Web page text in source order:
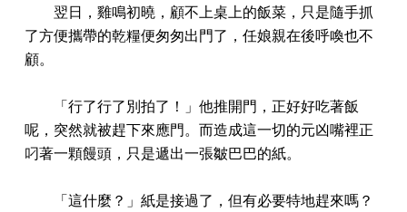
翌日，雞鳴初曉，顧不上桌上的飯菜，只是隨手抓
了方便攜帶的乾糧便匆匆出門了，任娘親在後呼喚也不
顧。
「行了行了別拍了！」他推開門，正好好吃著飯
呢，突然就被趕下來應門。而造成這一切的元凶嘴裡正
叼著一顆饅頭，只是遞出一張皺巴巴的紙。
「這什麼？」紙是接過了，但有必要特地趕來嗎？